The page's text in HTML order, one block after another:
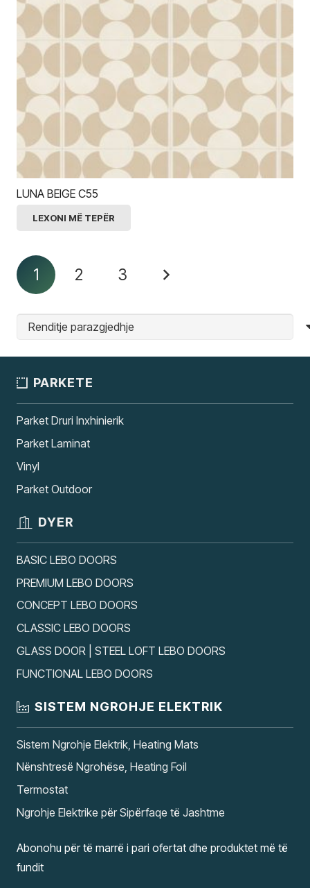
LUNA BEIGE C55
LEXONI MË TEPËR
1 2 3
PARKETE
Parket Druri Inxhinierik
Parket Laminat
Vinyl
Parket Outdoor
DYER
BASIC LEBO DOORS
PREMIUM LEBO DOORS
CONCEPT LEBO DOORS
CLASSIC LEBO DOORS
GLASS DOOR | STEEL LOFT LEBO DOORS
FUNCTIONAL LEBO DOORS
SISTEM NGROHJE ELEKTRIK
Sistem Ngrohje Elektrik, Heating Mats
Nënshtresë Ngrohëse, Heating Foil
Termostat
Ngrohje Elektrike për Sipërfaqe të Jashtme
Abonohu për të marrë i pari ofertat dhe produktet më të
fundit